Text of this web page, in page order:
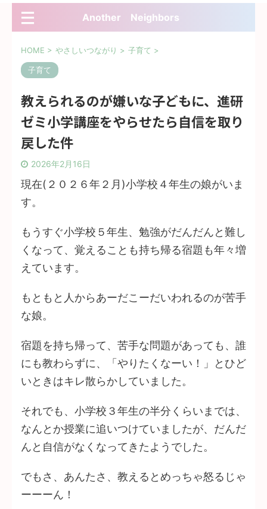
Another Neighbors
HOME > やさしいつながり > 子育て >
子育て
教えられるのが嫌いな子どもに、進研
ゼミ小学講座をやらせたら自信を取り
戻した件
2026年2月16日
現在(２０２６年２月)小学校４年生の娘がいま
す。
もうすぐ小学校５年生、勉強がだんだんと難し
くなって、覚えることも持ち帰る宿題も年々増
えています。
もともと人からあーだこーだいわれるのが苦手
な娘。
宿題を持ち帰って、苦手な問題があっても、誰
にも教わらずに、「やりたくなーい！」とひど
いときはキレ散らかしていました。
それでも、小学校３年生の半分くらいまでは、
なんとか授業に追いつけていましたが、だんだ
んと自信がなくなってきたようでした。
でもさ、あんたさ、教えるとめっちゃ怒るじゃ
ーーーん！